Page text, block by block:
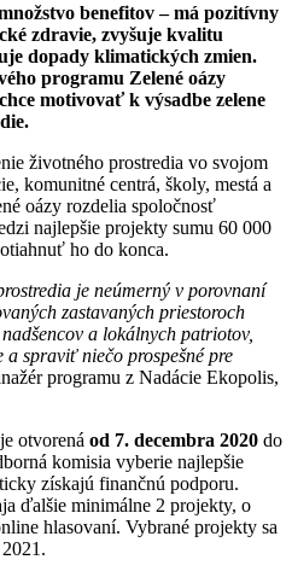
benefitov – má pozitívny
zdravie, zvyšuje kvalitu
dopady klimatických zmien.
programu Zelené oázy
motivovať k výsadbe zelene
životného prostredia vo svojom
komunitné centrá, školy, mestá a
oázy rozdelia spoločnosť
najlepšie projekty sumu 60 000
ho do konca.
je neúmerný v porovnaní
zastavaných priestoroch
a lokálnych patriotov,
spraviť niečo prospešné pre
programu z Nadácie Ekopolis,
otvorená od 7. decembra 2020 do
komisia vyberie najlepšie
získajú finančnú podporu.
ďalšie minimálne 2 projekty, o
hlasovaní. Vybrané projekty sa